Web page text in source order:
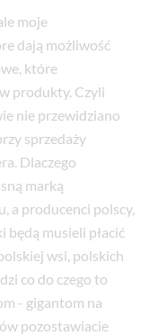
moje
dają możliwość
które
produkty. Czyli
nie przewidziano
sprzedaży
Dlaczego
marką
a producenci polscy,
będą musieli płacić
wsi, polskich
co do czego to
- gigantom na
pozostawiacie